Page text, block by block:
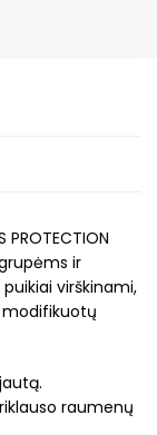
ir
virškinami,
raumenų